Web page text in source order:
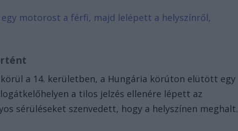
motorost a férfi, majd lelépett a helyszínről,
a 14. kerületben, a Hungária körúton elütött egy
a tilos jelzés ellenére lépett az
sérüléseket szenvedett, hogy a helyszínen meghalt.